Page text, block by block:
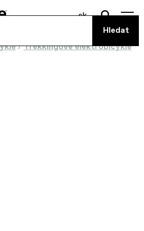
sk
/Trekkingové elektrobicykle